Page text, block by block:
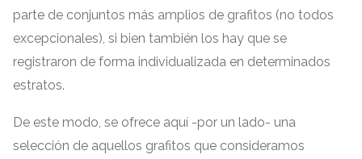
parte de conjuntos más amplios de grafitos (no todos
excepcionales), si bien también los hay que se
registraron de forma individualizada en determinados
estratos.
De este modo, se ofrece aquí -por un lado- una
selección de aquellos grafitos que consideramos